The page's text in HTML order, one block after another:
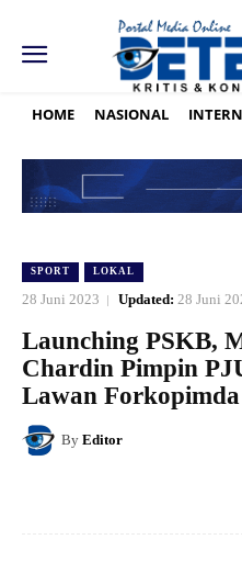
HOME NASIONAL
SPORT LOKAL
28 Juni 2023 Updated: 28 Juni
Launching PSKB,
Chardin Pimpin
Lawan
By Editor